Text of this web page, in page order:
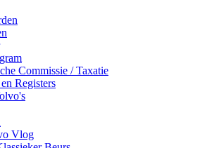
Commissie / Taxatie
Registers
Vlog